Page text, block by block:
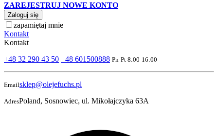
ZAREJESTRUJ NOWE KONTO
Zaloguj się
zapamiętaj mnie
Kontakt
Kontakt
+48 32 290 43 50 +48 601500888 Pn-Pt 8:00-16:00
Emailsklep@olejefuchs.pl
AdresPoland, Sosnowiec, ul. Mikołajczyka 63A